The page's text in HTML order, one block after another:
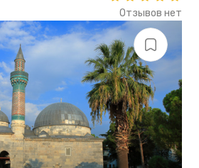
Отзывов нет